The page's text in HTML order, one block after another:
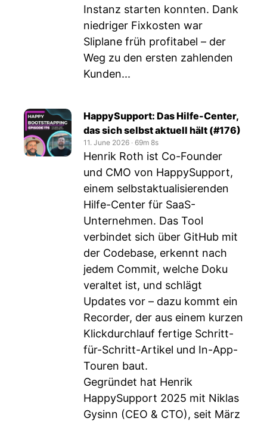
Instanz starten konnten. Dank
niedriger Fixkosten war
Sliplane früh profitabel – der
Weg zu den ersten zahlenden
Kunden...
HappySupport: Das Hilfe-Center,
das sich selbst aktuell hält (#176)
11. June 2026 ‧ 69m 8s
Henrik Roth ist Co-Founder
und CMO von HappySupport,
einem selbstaktualisierenden
Hilfe-Center für SaaS-
Unternehmen. Das Tool
verbindet sich über GitHub mit
der Codebase, erkennt nach
jedem Commit, welche Doku
veraltet ist, und schlägt
Updates vor – dazu kommt ein
Recorder, der aus einem kurzen
Klickdurchlauf fertige Schritt-
für-Schritt-Artikel und In-App-
Touren baut.
Gegründet hat Henrik
HappySupport 2025 mit Niklas
Gysinn (CEO & CTO), seit März